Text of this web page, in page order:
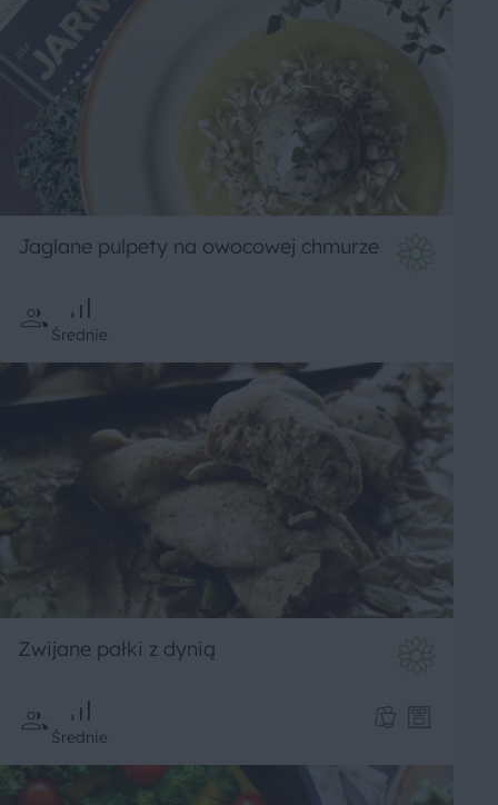
Jaglane pulpety na owocowej chmurze
Średnie
Zwijane pałki z dynią
Średnie